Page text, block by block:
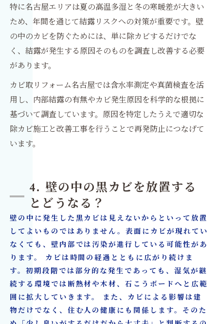
特に名古屋エリアは夏の高温多湿と冬の寒暖差が大きい
ため、年間を通じて結露リスクへの対策が重要です。壁
の中のカビを防ぐためには、単に除カビするだけでな
く、結露が発生する原因そのものを調査し改善する必要
があります。
カビ取リフォーム名古屋では含水率測定や真菌検査を活
用し、内部結露の有無やカビ発生原因を科学的な根拠に
基づいて調査しています。原因を特定したうえで適切な
除カビ施工と改善工事を行うことで再発防止につなげて
います。
4. 壁の中の黒カビを放置する
とどうなる？
壁の中に発生した黒カビは見えないからといって放置
してよいものではありません。表面にカビが現れてい
なくても、壁内部では汚染が進行している可能性があ
ります。 カビは時間の経過とともに広がり続けま
す。初期段階では部分的な発生であっても、湿気が継
続する環境では断熱材や木材、石こうボードへと広範
囲に拡大していきます。 また、カビによる影響は建
物だけでなく、住む人の健康にも関係します。そのた